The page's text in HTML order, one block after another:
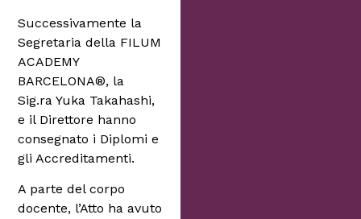
Successivamente la
Segretaria della FILUM
ACADEMY
BARCELONA®, la
Sig.ra Yuka Takahashi,
e il Direttore hanno
consegnato i Diplomi e
gli Accreditamenti.
A parte del corpo
docente, l’Atto ha avuto